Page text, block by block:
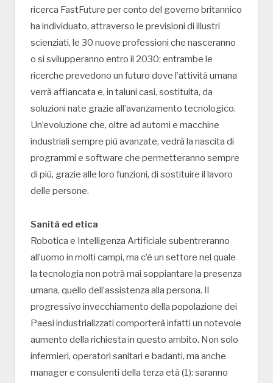
ricerca FastFuture per conto del governo britannico
ha individuato, attraverso le previsioni di illustri
scienziati, le 30 nuove professioni che nasceranno
o si svilupperanno entro il 2030: entrambe le
ricerche prevedono un futuro dove l’attività umana
verrà affiancata e, in taluni casi, sostituita, da
soluzioni nate grazie all’avanzamento tecnologico.
Un’evoluzione che, oltre ad automi e macchine
industriali sempre più avanzate, vedrà la nascita di
programmi e software che permetteranno sempre
di più, grazie alle loro funzioni, di sostituire il lavoro
delle persone.
Sanità ed etica
Robotica e Intelligenza Artificiale subentreranno
all’uomo in molti campi, ma c’è un settore nel quale
la tecnologia non potrà mai soppiantare la presenza
umana, quello dell’assistenza alla persona. Il
progressivo invecchiamento della popolazione dei
Paesi industrializzati comporterà infatti un notevole
aumento della richiesta in questo ambito. Non solo
infermieri, operatori sanitari e badanti, ma anche
manager e consulenti della terza età (1): saranno